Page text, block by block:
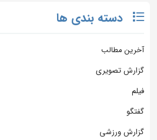
دسته بندی ها
آخرین مطالب
گزارش تصویری
فیلم
گفتگو
گزارش ورزشی